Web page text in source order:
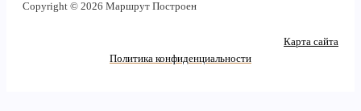
Copyright © 2026 Маршрут Построен
Карта сайта
Политика конфиденциальности